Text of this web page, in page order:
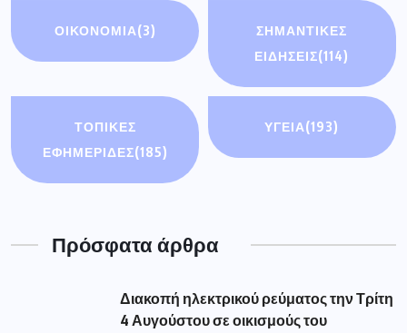
ΟΙΚΟΝΟΜΊΑ(3)
ΣΗΜΑΝΤΙΚΈΣ
ΕΙΔΉΣΕΙΣ(114)
ΤΟΠΙΚΕΣ
ΕΦΗΜΕΡΙΔΕΣ(185)
ΥΓΕΙΑ(193)
Πρόσφατα άρθρα
Διακοπή ηλεκτρικού ρεύματος την Τρίτη
4 Αυγούστου σε οικισμούς του